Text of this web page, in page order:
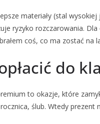
materiały (stal
ryzyko rozczarowania.
coś, co ma zostać na
do
to okazje, które
ślub. Wtedy prezent